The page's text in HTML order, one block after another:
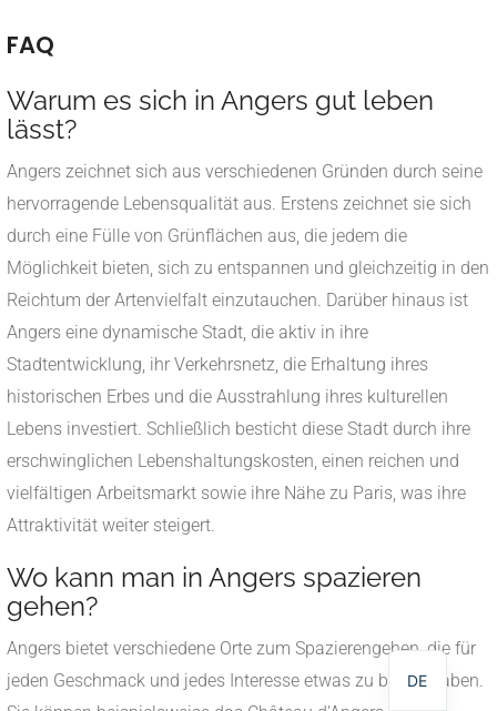
FAQ
Warum es sich in Angers gut leben
lässt?
Angers zeichnet sich aus verschiedenen Gründen durch seine
hervorragende Lebensqualität aus. Erstens zeichnet sie sich
durch eine Fülle von Grünflächen aus, die jedem die
Möglichkeit bieten, sich zu entspannen und gleichzeitig in den
Reichtum der Artenvielfalt einzutauchen. Darüber hinaus ist
Angers eine dynamische Stadt, die aktiv in ihre
Stadtentwicklung, ihr Verkehrsnetz, die Erhaltung ihres
historischen Erbes und die Ausstrahlung ihres kulturellen
Lebens investiert. Schließlich besticht diese Stadt durch ihre
erschwinglichen Lebenshaltungskosten, einen reichen und
vielfältigen Arbeitsmarkt sowie ihre Nähe zu Paris, was ihre
Attraktivität weiter steigert.
Wo kann man in Angers spazieren
gehen?
Angers bietet verschiedene Orte zum Spazierengehen, die für
jeden Geschmack und jedes Interesse etwas zu bieten haben.
DE
FR
NL